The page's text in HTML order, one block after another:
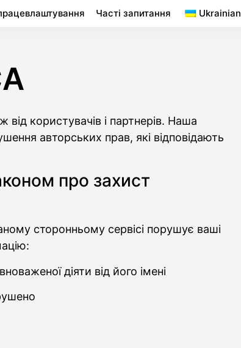
Часті запитання Ukrainian
від користувачів і партнерів. Наша
авторських прав, які відповідають
про захист
сторонньому сервісі порушує ваші
діяти від його імені